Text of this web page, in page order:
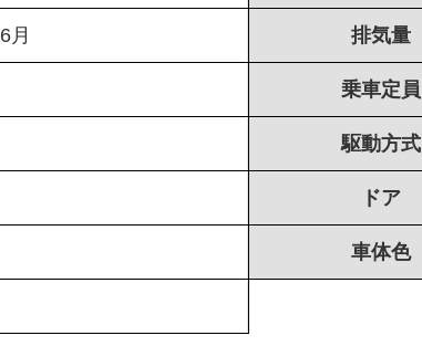
月 排気量
乗車定員
駆動方式
ドア
車体色